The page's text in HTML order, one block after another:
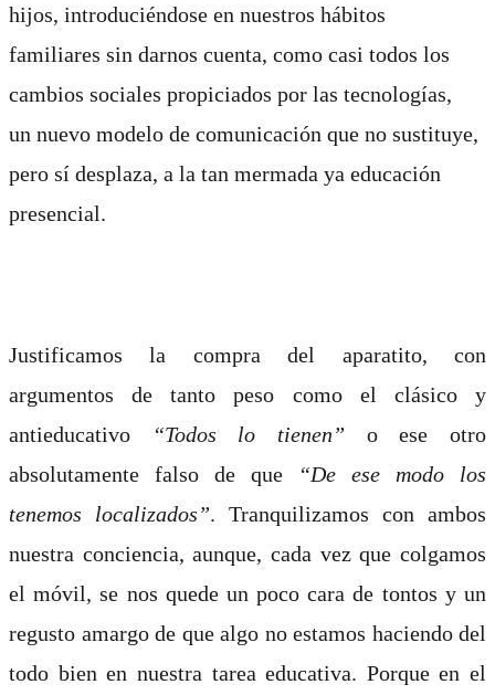
hijos, introduciéndose en nuestros hábitos
familiares sin darnos cuenta, como casi todos los
cambios sociales propiciados por las tecnologías,
un nuevo modelo de comunicación que no sustituye,
pero sí desplaza, a la tan mermada ya educación
presencial.
Justificamos la compra del aparatito, con
argumentos de tanto peso como el clásico y
antieducativo
“Todos lo tienen” o ese otro
absolutamente falso de que
“De ese modo los
tenemos localizados”. Tranquilizamos con ambos
nuestra conciencia, aunque, cada vez que colgamos
el móvil, se nos quede un poco cara de tontos y un
regusto amargo de que algo no estamos haciendo del
todo bien en nuestra tarea educativa. Porque en el